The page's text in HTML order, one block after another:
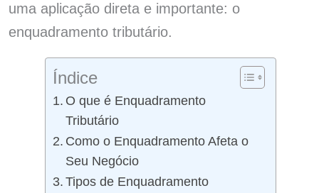
uma aplicação direta e importante: o
enquadramento tributário.
Índice
O que é Enquadramento
Tributário
Como o Enquadramento Afeta o
Seu Negócio
Tipos de Enquadramento